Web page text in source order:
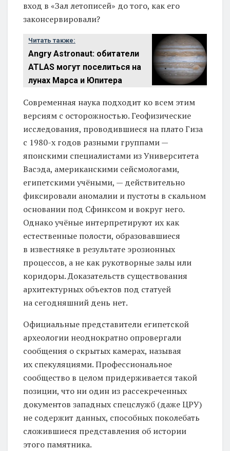
вход в «Зал летописей» до того, как его
законсервировали?
Читать также:
Angry Astronaut: обитатели
ATLAS могут поселиться на
лунах Марса и Юпитера
Современная наука подходит ко всем этим
версиям с осторожностью. Геофизические
исследования, проводившиеся на плато Гиза
с 1980-х годов разными группами —
японскими специалистами из Университета
Васэда, американскими сейсмологами,
египетскими учёными, — действительно
фиксировали аномалии и пустоты в скальном
основании под Сфинксом и вокруг него.
Однако учёные интерпретируют их как
естественные полости, образовавшиеся
в известняке в результате эрозионных
процессов, а не как рукотворные залы или
коридоры. Доказательств существования
архитектурных объектов под статуей
на сегодняшний день нет.
Официальные представители египетской
археологии неоднократно опровергали
сообщения о скрытых камерах, называя
их спекуляциями. Профессиональное
сообщество в целом придерживается такой
позиции, что ни один из рассекреченных
документов западных спецслужб (даже ЦРУ)
не содержит данных, способных поколебать
сложившиеся представления об истории
этого памятника.